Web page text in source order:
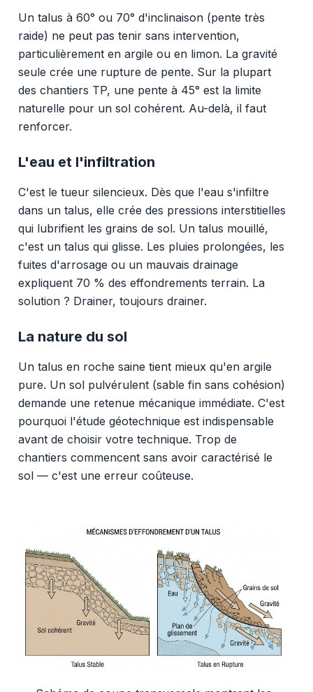
Un talus à 60° ou 70° d'inclinaison (pente très
raide) ne peut pas tenir sans intervention,
particulièrement en argile ou en limon. La gravité
seule crée une rupture de pente. Sur la plupart
des chantiers TP, une pente à 45° est la limite
naturelle pour un sol cohérent. Au-delà, il faut
renforcer.
L'eau et l'infiltration
C'est le tueur silencieux. Dès que l'eau s'infiltre
dans un talus, elle crée des pressions interstitielles
qui lubrifient les grains de sol. Un talus mouillé,
c'est un talus qui glisse. Les pluies prolongées, les
fuites d'arrosage ou un mauvais drainage
expliquent 70 % des effondrements terrain. La
solution ? Drainer, toujours drainer.
La nature du sol
Un talus en roche saine tient mieux qu'en argile
pure. Un sol pulvérulent (sable fin sans cohésion)
demande une retenue mécanique immédiate. C'est
pourquoi l'étude géotechnique est indispensable
avant de choisir votre technique. Trop de
chantiers commencent sans avoir caractérisé le
sol — c'est une erreur coûteuse.